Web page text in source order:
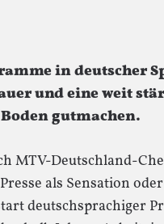
in deutscher
und eine weit
gutmachen.
MTV-Deutschland-
als Sensation
deutschsprachiger